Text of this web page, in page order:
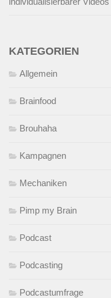
KATEGORIEN
Allgemein
Brainfood
Brouhaha
Kampagnen
Mechaniken
Pimp my Brain
Podcast
Podcasting
Podcastumfrage